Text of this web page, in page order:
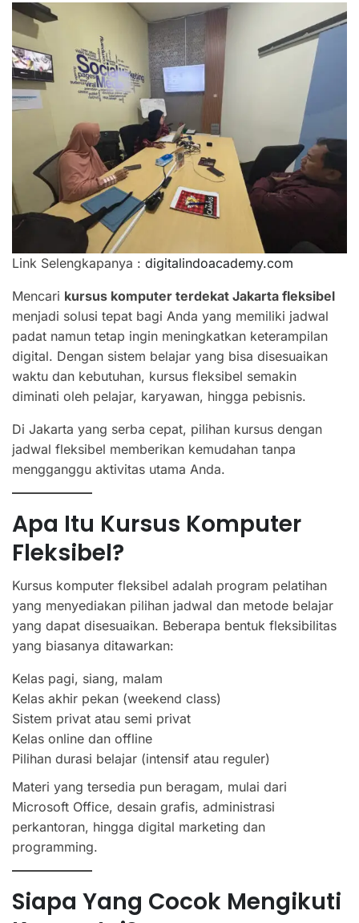
Link Selengkapanya : digitalindoacademy.com
Mencari kursus komputer terdekat Jakarta fleksibel
menjadi solusi tepat bagi Anda yang memiliki jadwal
padat namun tetap ingin meningkatkan keterampilan
digital. Dengan sistem belajar yang bisa disesuaikan
waktu dan kebutuhan, kursus fleksibel semakin
diminati oleh pelajar, karyawan, hingga pebisnis.
Di Jakarta yang serba cepat, pilihan kursus dengan
jadwal fleksibel memberikan kemudahan tanpa
mengganggu aktivitas utama Anda.
Apa Itu Kursus Komputer
Fleksibel?
Kursus komputer fleksibel adalah program pelatihan
yang menyediakan pilihan jadwal dan metode belajar
yang dapat disesuaikan. Beberapa bentuk fleksibilitas
yang biasanya ditawarkan:
Kelas pagi, siang, malam
Kelas akhir pekan (weekend class)
Sistem privat atau semi privat
Kelas online dan offline
Pilihan durasi belajar (intensif atau reguler)
Materi yang tersedia pun beragam, mulai dari
Microsoft Office, desain grafis, administrasi
perkantoran, hingga digital marketing dan
programming.
Siapa Yang Cocok Mengikuti